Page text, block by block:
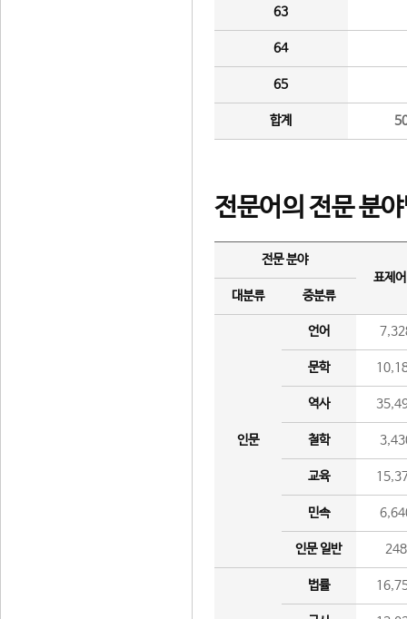
63
64
65
합계
전문어의 전문 분
전문 분야
표제
대분류
중분류
인문
언어
문학
역사
철학
교육
민속
인문 일반 248
법률